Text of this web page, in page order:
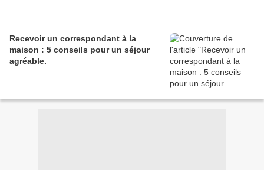
Recevoir un correspondant à la
maison : 5 conseils pour un séjour
agréable.